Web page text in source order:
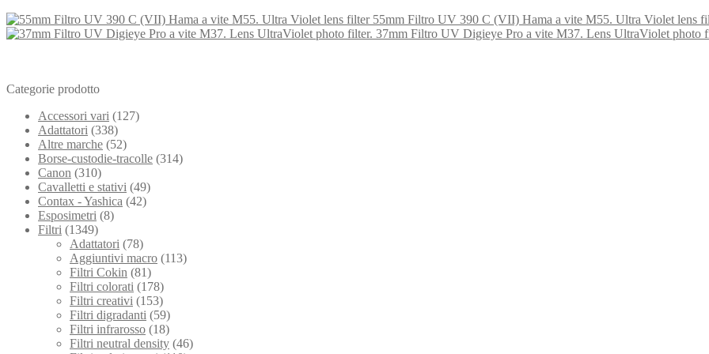
55mm Filtro UV 390 C (VII) Hama a vite M55. Ultra Violet lens
37mm Filtro UV Digieye Pro a vite M37. Lens UltraViolet photo
Categorie prodotto
Accessori vari (127)
Adattatori (338)
Altre marche (52)
Borse-custodie-tracolle (314)
Canon (310)
Cavalletti e stativi (49)
Contax - Yashica (42)
Esposimetri (8)
Filtri (1349)
Adattatori (78)
Aggiuntivi macro (113)
Filtri Cokin (81)
Filtri colorati (178)
Filtri creativi (153)
Filtri digradanti (59)
Filtri infrarosso (18)
Filtri neutral density (46)